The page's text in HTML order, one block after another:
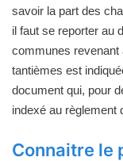
savoir la part des
il faut se reporter au
communes revenant
tantièmes est
document qui, pour
indexé au règlement
Connaitre le